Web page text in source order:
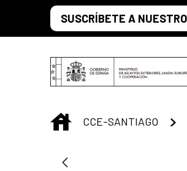
Saltar al contenido principal
SUSCRÍBETE A
INICIO
CCE-SANTIAGO